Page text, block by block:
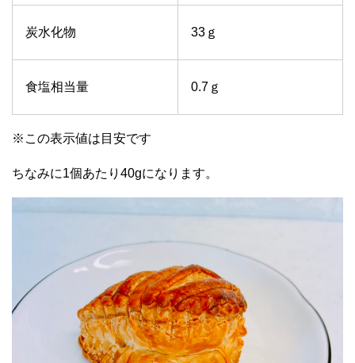
炭水化物 33ｇ
食塩相当量 0.7ｇ
※この表示値は目安です
ちなみに1個あたり40gになります。